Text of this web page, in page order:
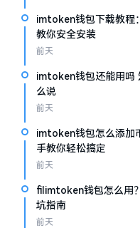
imtoken钱包下载教程
教你安全安装
前天
imtoken钱包还能用吗
么说
前天
imtoken钱包怎么添加
手教你轻松搞定
前天
filimtoken钱包怎么用
坑指南
前天